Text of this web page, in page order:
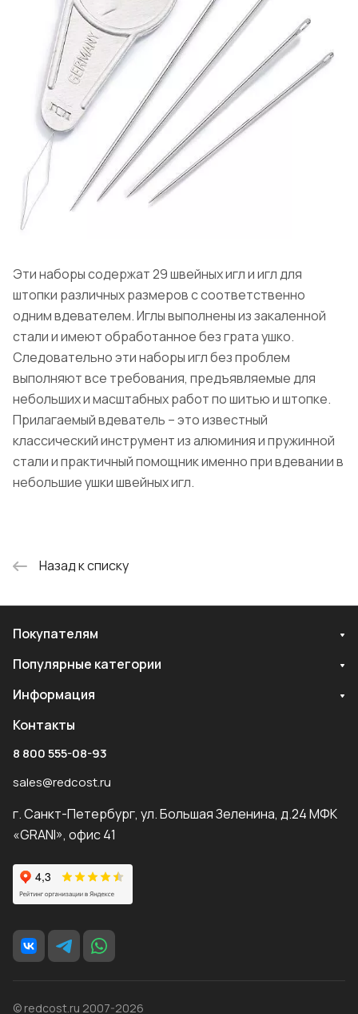
Эти наборы содержат 29 швейных игл и игл для
штопки различных размеров с соответственно
одним вдевателем. Иглы выполнены из закаленной
стали и имеют обработанное без грата ушко.
Следовательно эти наборы игл без проблем
выполняют все требования, предъявляемые для
небольших и масштабных работ по шитью и штопке.
Прилагаемый вдеватель – это известный
классический инструмент из алюминия и пружинной
стали и практичный помощник именно при вдевании в
небольшие ушки швейных игл.
Назад к списку
Покупателям
Популярные категории
Информация
Контакты
8 800 555-08-93
sales@redcost.ru
г. Санкт-Петербург, ул. Большая Зеленина, д.24 МФК
«GRANI», офис 41
© redcost.ru 2007-2026